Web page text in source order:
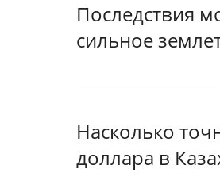
Последствия
сильное
Насколько
доллара в